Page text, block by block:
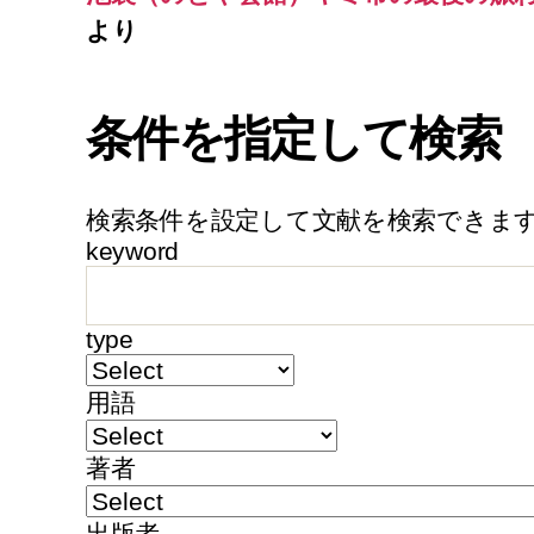
より
条件を指定して検索
検索条件を設定して文献を検索できま
keyword
type
用語
著者